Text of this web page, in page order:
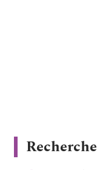
Recherche